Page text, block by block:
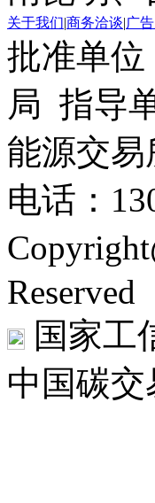
关于我们|商务洽谈|广
批准单
局 指导
能源交易
电话：
Reserved
国家工
中国碳交